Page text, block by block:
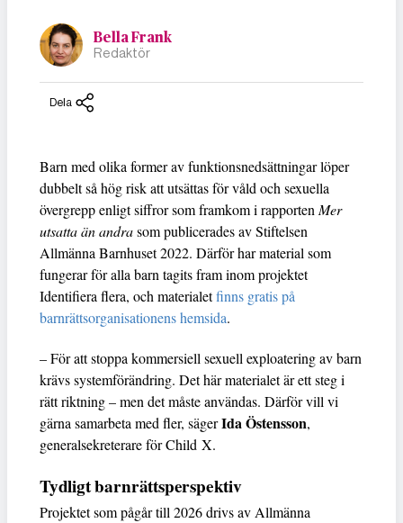
Bella Frank
Redaktör
Dela
Barn med olika former av funktionsnedsättningar löper
dubbelt så hög risk att utsättas för våld och sexuella
övergrepp enligt siffror som framkom i rapportenMer
utsatta än andrasom publicerades av Stiftelsen
Allmänna Barnhuset 2022. Därför har material som
fungerar för alla barn tagits fram inom projektet
Identifiera flera, och materialetfinns gratis på
barnrättsorganisationens hemsida.
– För att stoppa kommersiell sexuell exploatering av barn
krävs systemförändring. Det här materialet är ett steg i
rätt riktning – men det måste användas. Därför vill vi
gärna samarbeta med fler, sägerIda Östensson,
generalsekreterare för Child X.
Tydligt barnrättsperspektiv
Projektet som pågår till 2026 drivs av Allmänna